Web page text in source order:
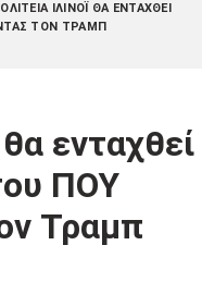
ΙΛΙΝΌΙ ΘΑ ΕΝΤΑΧΘΕΊ
ΤΟΝ ΤΡΑΜΠ
ενταχθεί
ΠΟΥ
Τραμπ